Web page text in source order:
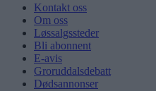
Kontakt oss
Om oss
Løssalgssteder
Bli abonnent
E-avis
Groruddalsdebatt
Dødsannonser